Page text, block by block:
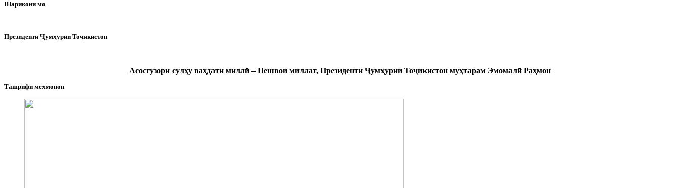
Шарикони мо
Президенти Ҷумҳурии Тоҷикистон
Асосгузори сулҳу ваҳдати миллӣ – Пешвои миллат, Президенти Ҷумҳурии Тоҷикистон муҳтарам Эмомалӣ Раҳмон
Ташрифи мехмонон